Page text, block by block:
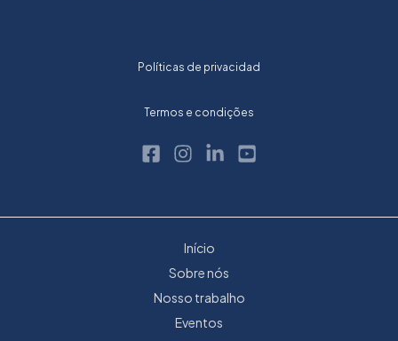
Políticas de privacidad
Termos e condições
Início
Sobre nós
Nosso trabalho
Eventos